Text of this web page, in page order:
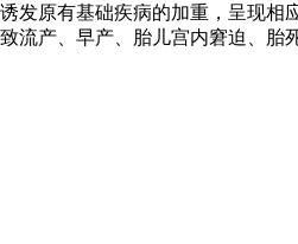
原有基础疾病的加重，呈现
产、早产、胎儿宫内窘迫、胎